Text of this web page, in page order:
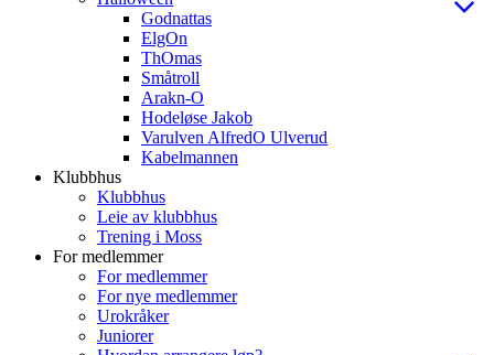
Godnattas
ElgOn
ThOmas
Småtroll
Arakn-O
Hodeløse Jakob
Varulven AlfredO Ulverud
Kabelmannen
Klubbhus
Klubbhus
Leie av klubbhus
Trening i Moss
For medlemmer
For medlemmer
For nye medlemmer
Urokråker
Juniorer